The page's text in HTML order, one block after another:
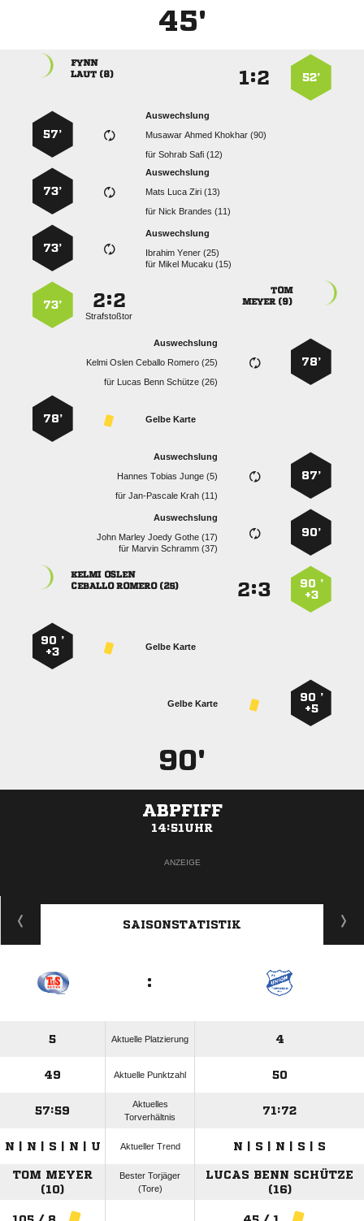
45'
52’
:

 
Auswechslung
   
für  
57’
Auswechslung
   
für   
73’
Auswechslung
  
für   
73’

 
:
Strafstoßtor
73’
78’
Auswechslung
    
für    
Gelbe Karte
78’
87’
Auswechslung
   
für  
90’
Auswechslung
    
für   
90 ’
+3
:
 
  
Gelbe Karte
90 ’
+3
90 ’
+5
Gelbe Karte
90'
ABPFIFF
14:51UHR
ANZEIGE
SAISONSTATISTIK
:
5 Aktuelle Platzierung 4
49 Aktuelle Punktzahl 50
57:59
Aktuelles
Torverhältnis
71:72
N | N | S | N | U Aktueller Trend N | S | N | S | S
TOM MEYER
(10)
Bester Torjäger
(Tore)
LUCAS BENN SCHÜTZE
(16)